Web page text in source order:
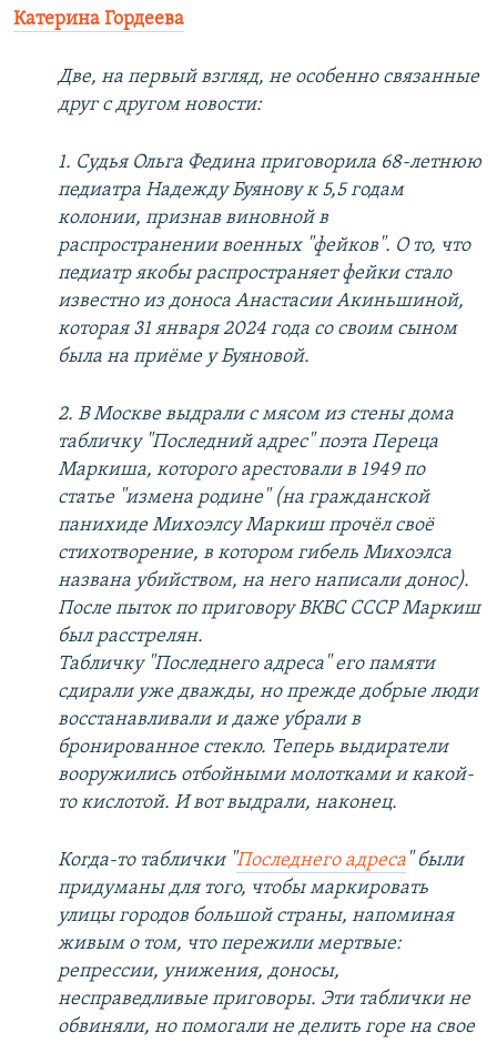
Катерина Гордеева
Две, на первый взгляд, не особенно связанные
друг с другом новости:
1. Судья Ольга Федина приговорила 68-летнюю
педиатра Надежду Буянову к 5,5 годам
колонии, признав виновной в
распространении военных "фейков". О то, что
педиатр якобы распространяет фейки стало
известно из доноса Анастасии Акиньшиной,
которая 31 января 2024 года со своим сыном
была на приёме у Буяновой.
2. В Москве выдрали с мясом из стены дома
табличку "Последний адрес" поэта Переца
Маркиша, которого арестовали в 1949 по
статье "измена родине" (на гражданской
панихиде Михоэлсу Маркиш прочёл своё
стихотворение, в котором гибель Михоэлса
названа убийством, на него написали донос).
После пыток по приговору ВКВС СССР Маркиш
был расстрелян.
Табличку "Последнего адреса" его памяти
сдирали уже дважды, но прежде добрые люди
восстанавливали и даже убрали в
бронированное стекло. Теперь выдиратели
вооружились отбойными молотками и какой-
то кислотой. И вот выдрали, наконец.
Когда-то таблички "Последнего адреса " были
придуманы для того, чтобы маркировать
улицы городов большой страны, напоминая
живым о том, что пережили мертвые:
репрессии, унижения, доносы,
несправедливые приговоры. Эти таблички не
обвиняли, но помогали не делить горе на свое